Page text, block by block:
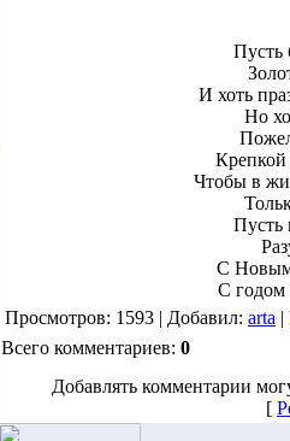
Пусть
И хоть
Но
Чтобы в
Пусть
С Новым
С
Просмотров: 1593 | Добавил: arta |
Всего комментариев: 0
Добавлять комментарии
[